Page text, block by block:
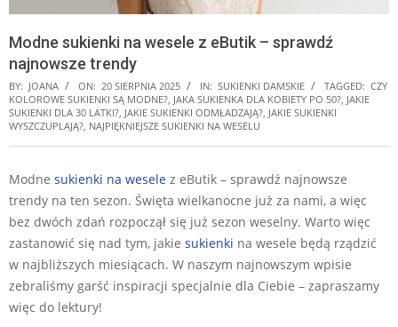
Modne sukienki na wesele z eButik – sprawdź
najnowsze trendy
BY: JOANA ON: 20 SIERPNIA 2025 IN: SUKIENKI DAMSKIE TAGGED: CZY
KOLOROWE SUKIENKI SĄ MODNE?, JAKA SUKIENKA DLA KOBIETY PO 50?, JAKIE
SUKIENKI DLA 30 LATKI?, JAKIE SUKIENKI ODMŁADZAJĄ?, JAKIE SUKIENKI
WYSZCZUPLAJĄ?, NAJPIĘKNIEJSZE SUKIENKI NA WESELU
Modne sukienki na wesele z eButik – sprawdź najnowsze
trendy na ten sezon. Święta wielkanocne już za nami, a więc
bez dwóch zdań rozpoczął się już sezon weselny. Warto więc
zastanowić się nad tym, jakie sukienki na wesele będą rządzić
w najbliższych miesiącach. W naszym najnowszym wpisie
zebraliśmy garść inspiracji specjalnie dla Ciebie – zapraszamy
więc do lektury!